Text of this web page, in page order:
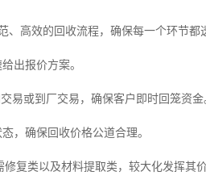
高效的回收流程，确保每一个环节都
出报价方案。
易或到厂交易，确保客户即时回笼资金
，确保回收价格公道合理。
复类以及材料提取类，较大化发挥其价